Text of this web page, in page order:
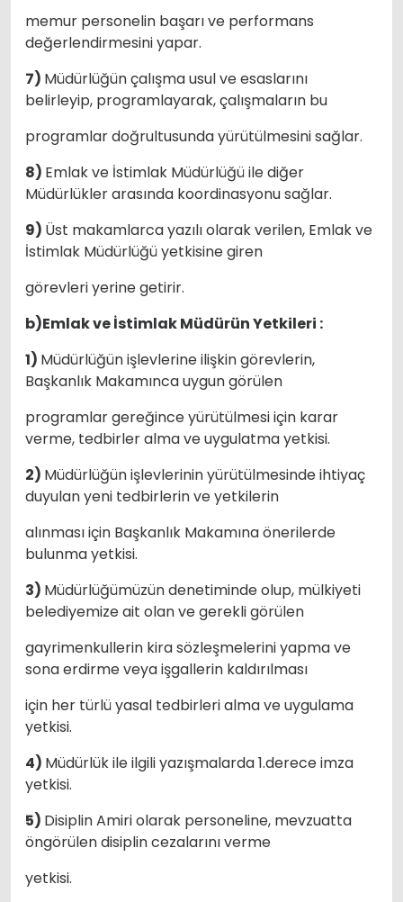
memur personelin başarı ve performans
değerlendirmesini yapar.
7) Müdürlüğün çalışma usul ve esaslarını
belirleyip, programlayarak, çalışmaların bu
programlar doğrultusunda yürütülmesini sağlar.
8) Emlak ve İstimlak Müdürlüğü ile diğer
Müdürlükler arasında koordinasyonu sağlar.
9) Üst makamlarca yazılı olarak verilen, Emlak ve
İstimlak Müdürlüğü yetkisine giren
görevleri yerine getirir.
b)Emlak ve İstimlak Müdürün Yetkileri :
1) Müdürlüğün işlevlerine ilişkin görevlerin,
Başkanlık Makamınca uygun görülen
programlar gereğince yürütülmesi için karar
verme, tedbirler alma ve uygulatma yetkisi.
2) Müdürlüğün işlevlerinin yürütülmesinde ihtiyaç
duyulan yeni tedbirlerin ve yetkilerin
alınması için Başkanlık Makamına önerilerde
bulunma yetkisi.
3) Müdürlüğümüzün denetiminde olup, mülkiyeti
belediyemize ait olan ve gerekli görülen
gayrimenkullerin kira sözleşmelerini yapma ve
sona erdirme veya işgallerin kaldırılması
için her türlü yasal tedbirleri alma ve uygulama
yetkisi.
4) Müdürlük ile ilgili yazışmalarda 1.derece imza
yetkisi.
5) Disiplin Amiri olarak personeline, mevzuatta
öngörülen disiplin cezalarını verme
yetkisi.